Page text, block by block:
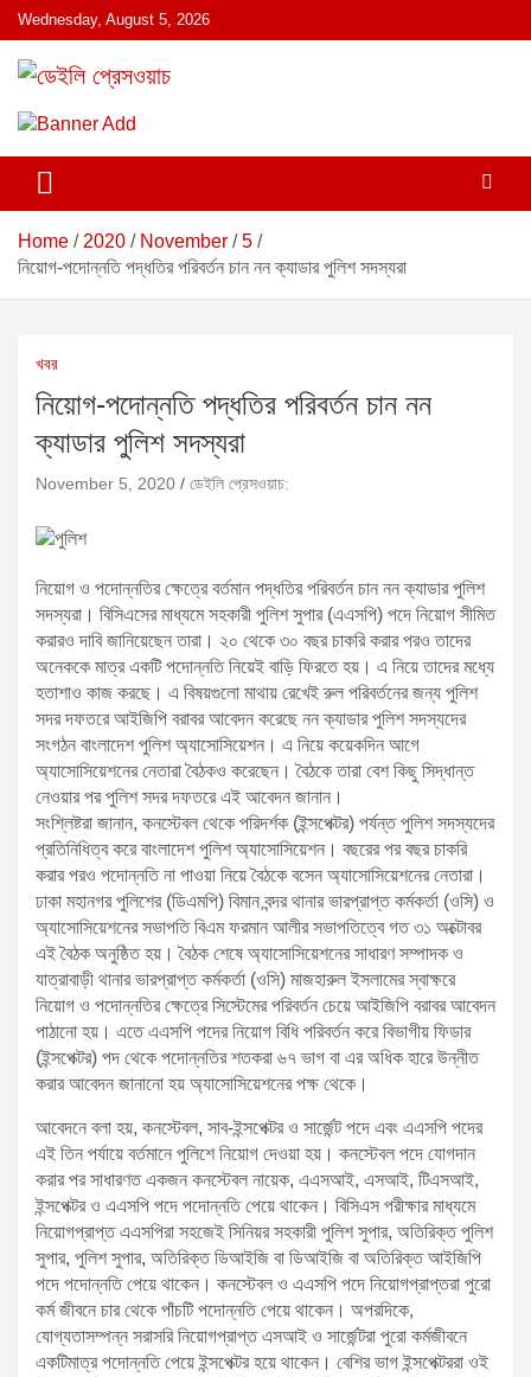
k
n
Wednesday, August 5, 2026
ডেইলি প্রেসওয়াচ
Home 2020 November
5
নিয়োগ-পদোন্নতি পদ্ধতির পরিবর্তন চান নন ক্যাডার পুলিশ সদস্যরা
খবর
নিয়োগ-পদোন্নতি পদ্ধতির পরিবর্তন চান নন
ক্যাডার পুলিশ সদস্যরা
November 5, 2020 ডেইলি প্রেসওয়াচ:
নিয়োগ ও পদোন্নতির ক্ষেত্রে বর্তমান পদ্ধতির পরিবর্তন চান নন ক্যাডার পুলিশ
সদস্যরা। বিসিএসের মাধ্যমে সহকারী পুলিশ সুপার (এএসপি) পদে নিয়োগ সীমিত
করারও দাবি জানিয়েছেন তারা। ২০ থেকে ৩০ বছর চাকরি করার পরও তাদের
অনেককে মাত্র একটি পদোন্নতি নিয়েই বাড়ি ফিরতে হয়। এ নিয়ে তাদের মধ্যে
হতাশাও কাজ করছে। এ বিষয়গুলো মাথায় রেখেই রুল পরিবর্তনের জন্য পুলিশ
সদর দফতরে আইজিপি বরাবর আবেদন করেছে নন ক্যাডার পুলিশ সদস্যদের
সংগঠন বাংলাদেশ পুলিশ অ্যাসোসিয়েশন। এ নিয়ে কয়েকদিন আগে
অ্যাসোসিয়েশনের নেতারা বৈঠকও করেছেন। বৈঠকে তারা বেশ কিছু সিদ্ধান্ত
নেওয়ার পর পুলিশ সদর দফতরে এই আবেদন জানান।
সংশ্লিষ্টরা জানান, কনস্টেবল থেকে পরিদর্শক (ইন্সপেক্টর) পর্যন্ত পুলিশ সদস্যদের
প্রতিনিধিত্ব করে বাংলাদেশ পুলিশ অ্যাসোসিয়েশন। বছরের পর বছর চাকরি
করার পরও পদোন্নতি না পাওয়া নিয়ে বৈঠকে বসেন অ্যাসোসিয়েশনের নেতারা।
ঢাকা মহানগর পুলিশের (ডিএমপি) বিমান বন্দর থানার ভারপ্রাপ্ত কর্মকর্তা (ওসি) ও
অ্যাসোসিয়েশনের সভাপতি বিএম ফরমান আলীর সভাপতিত্বে গত ৩১ অক্টোবর
এই বৈঠক অনুষ্ঠিত হয়। বৈঠক শেষে অ্যাসোসিয়েশনের সাধারণ সম্পাদক ও
যাত্রাবাড়ী থানার ভারপ্রাপ্ত কর্মকর্তা (ওসি) মাজহারুল ইসলামের স্বাক্ষরে
নিয়োগ ও পদোন্নতির ক্ষেত্রে সিস্টেমের পরিবর্তন চেয়ে আইজিপি বরাবর আবেদন
পাঠানো হয়। এতে এএসপি পদের নিয়োগ বিধি পরিবর্তন করে বিভাগীয় ফিডার
(ইন্সপেক্টর) পদ থেকে পদোন্নতির শতকরা ৬৭ ভাগ বা এর অধিক হারে উন্নীত
করার আবেদন জানানো হয় অ্যাসোসিয়েশনের পক্ষ থেকে।
আবেদনে বলা হয়, কনস্টেবল, সাব-ইন্সপেক্টর ও সার্জেন্ট পদে এবং এএসপি পদের
এই তিন পর্যায়ে বর্তমানে পুলিশে নিয়োগ দেওয়া হয়। কনস্টেবল পদে যোগদান
করার পর সাধারণত একজন কনস্টেবল নায়েক, এএসআই, এসআই, টিএসআই,
ইন্সপেক্টর ও এএসপি পদে পদোন্নতি পেয়ে থাকেন। বিসিএস পরীক্ষার মাধ্যমে
নিয়োগপ্রাপ্ত এএসপিরা সহজেই সিনিয়র সহকারী পুলিশ সুপার, অতিরিক্ত পুলিশ
সুপার, পুলিশ সুপার, অতিরিক্ত ডিআইজি বা ডিআইজি বা অতিরিক্ত আইজিপি
পদে পদোন্নতি পেয়ে থাকেন। কনস্টেবল ও এএসপি পদে নিয়োগপ্রাপ্তরা পুরো
কর্ম জীবনে চার থেকে পাঁচটি পদোন্নতি পেয়ে থাকেন। অপরদিকে,
যোগ্যতাসম্পন্ন সরাসরি নিয়োগপ্রাপ্ত এসআই ও সার্জেন্টরা পুরো কর্মজীবনে
একটিমাত্র পদোন্নতি পেয়ে ইন্সপেক্টর হয়ে থাকেন। বেশির ভাগ ইন্সপেক্টররা ওই